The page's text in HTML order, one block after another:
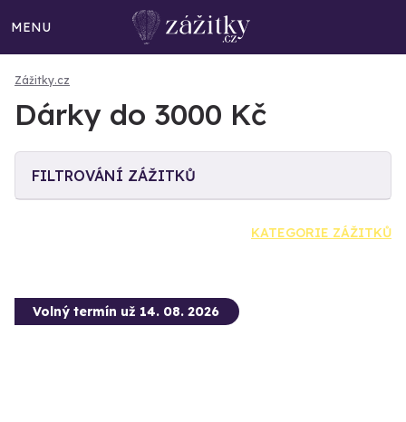
MENU
Zážitky.cz
Dárky do 3000 Kč
FILTROVÁNÍ ZÁŽITKŮ
KATEGORIE ZÁŽITKŮ
Volný termín už 14. 08. 2026